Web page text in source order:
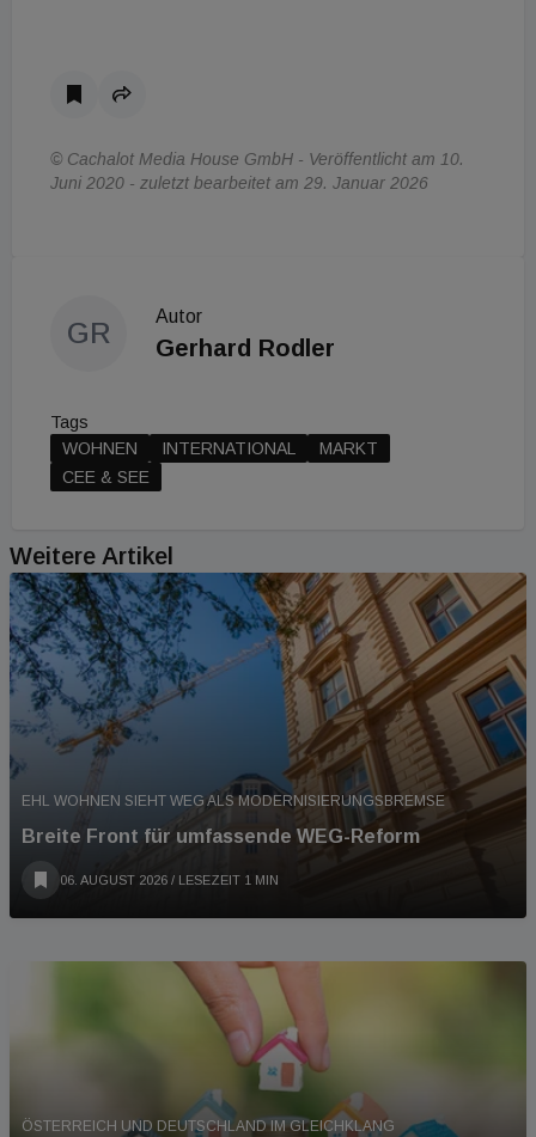
© Cachalot Media House GmbH - Veröffentlicht am 10.
Juni 2020 - zuletzt bearbeitet am 29. Januar 2026
GR
Autor
Gerhard Rodler
Tags
WOHNEN
INTERNATIONAL
MARKT
CEE & SEE
Weitere Artikel
EHL WOHNEN SIEHT WEG ALS MODERNISIERUNGSBREMSE
Breite Front für umfassende WEG-Reform
06. AUGUST 2026 / LESEZEIT 1 MIN
ÖSTERREICH UND DEUTSCHLAND IM GLEICHKLANG